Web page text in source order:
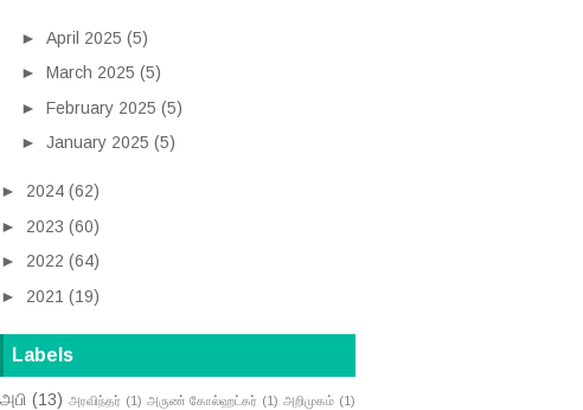
► April 2025 (5)
► March 2025 (5)
► February 2025 (5)
► January 2025 (5)
► 2024 (62)
► 2023 (60)
► 2022 (64)
► 2021 (19)
Labels
அபி (13) அரவிந்தர் (1) அருண் கோல்ஹட்கர் (1) அறிமுகம் (1)